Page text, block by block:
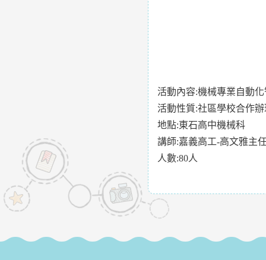
活動內容:機械專業自動
活動性質:社區學校合作
地點:東石高中機械科
講師:嘉義高工-高文雅主
人數:80人